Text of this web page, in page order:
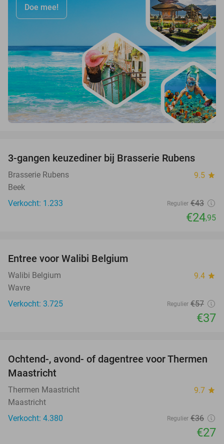
Doe mee!
42%
3-gangen keuzediner bij Brasserie Rubens
Brasserie Rubens 9.5 star
Beek
Verkocht: 1.233
Regulier €43
€24,95
Entree voor Walibi Belgium
Walibi Belgium 9.4 star
Wavre
Verkocht: 3.725
Regulier €57
€37
25%
Ochtend-, avond- of dagentree voor Thermen
Maastricht
Thermen Maastricht 9.7 star
Maastricht
Verkocht: 4.380
Regulier €36
€27